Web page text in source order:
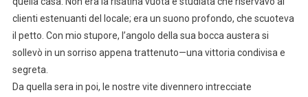
clienti estenuanti del locale; era un suono profondo, che scuoteva
il petto. Con mio stupore, l’angolo della sua bocca austera si
sollevò in un sorriso appena trattenuto—una vittoria condivisa e
segreta.
Da quella sera in poi, le nostre vite divennero intrecciate